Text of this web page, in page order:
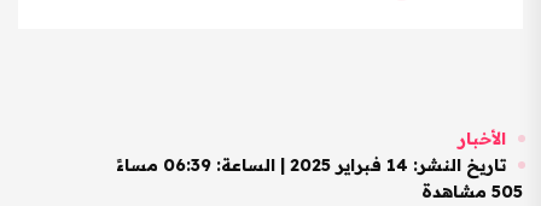
الأخبار
تاريخ النشر: 14 فبراير 2025 | الساعة: 06:39 مساءً
505 مشاهدة